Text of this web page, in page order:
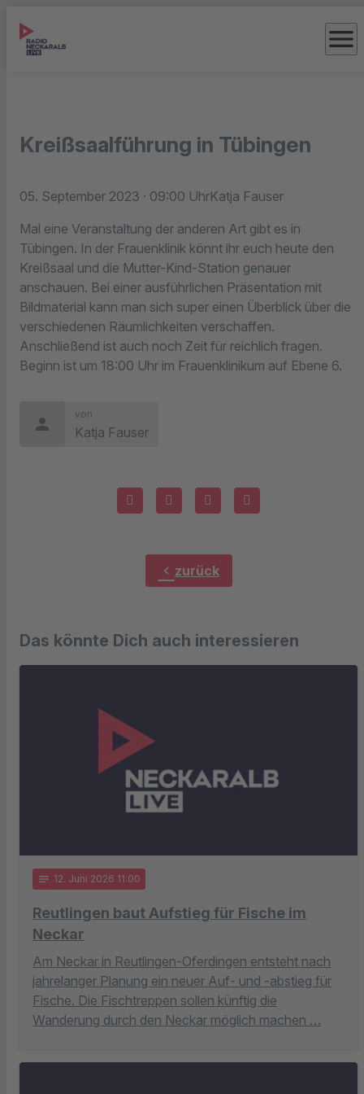
menu
Kreißsaalführung in Tübingen
05. September 2023 · 09:00 UhrKatja Fauser
Mal eine Veranstaltung der anderen Art gibt es in
Tübingen. In der Frauenklinik könnt ihr euch heute den
Kreißsaal und die Mutter-Kind-Station genauer
anschauen. Bei einer ausführlichen Präsentation mit
Bildmaterial kann man sich super einen Überblick über die
verschiedenen Räumlichkeiten verschaffen.
Anschließend ist auch noch Zeit für reichlich fragen.
Beginn ist um 18:00 Uhr im Frauenklinikum auf Ebene 6.
person
von
Katja Fauser
chevron_left zurück
Das könnte Dich auch interessieren
notes 12. Juni 2026 11:00
Reutlingen baut Aufstieg für Fische im
Neckar
Am Neckar in Reutlingen-Oferdingen entsteht nach
jahrelanger Planung ein neuer Auf- und -abstieg für
Fische. Die Fischtreppen sollen künftig die
Wanderung durch den Neckar möglich machen …